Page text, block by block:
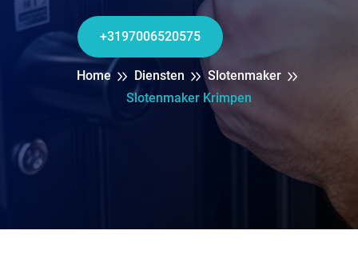
+3197006520575
Home Diensten
Slotenmaker
Slotenmaker Krimpen